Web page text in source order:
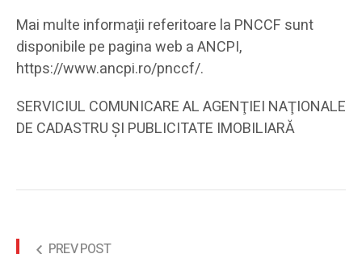
Mai multe informaţii referitoare la PNCCF sunt
disponibile pe pagina web a ANCPI,
https://www.ancpi.ro/pnccf/.
SERVICIUL COMUNICARE AL AGENŢIEI NAŢIONALE
DE CADASTRU ŞI PUBLICITATE IMOBILIARĂ
PREV POST